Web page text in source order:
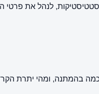
בהמתנה, ומהי יתרת